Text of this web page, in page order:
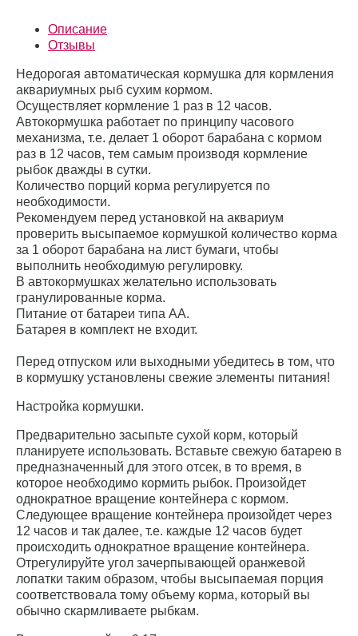
Описание
Отзывы
Недорогая автоматическая кормушка для кормления
аквариумных рыб сухим кормом.
Осуществляет кормление 1 раз в 12 часов.
Автокормушка работает по принципу часового
механизма, т.е. делает 1 оборот барабана с кормом
раз в 12 часов, тем самым производя кормление
рыбок дважды в сутки.
Количество порций корма регулируется по
необходимости.
Рекомендуем перед установкой на аквариум
проверить высыпаемое кормушкой количество корма
за 1 оборот барабана на лист бумаги, чтобы
выполнить необходимую регулировку.
В автокормушках желательно использовать
гранулированные корма.
Питание от батареи типа АА.
Батарея в комплект не входит.
Перед отпуском или выходными убедитесь в том, что
в кормушку установлены свежие элементы питания!
Настройка кормушки.
Предварительно засыпьте сухой корм, который
планируете использовать. Вставьте свежую батарею в
предназначенный для этого отсек, в то время, в
которое необходимо кормить рыбок. Произойдет
однократное вращение контейнера с кормом.
Следующее вращение контейнера произойдет через
12 часов и так далее, т.е. каждые 12 часов будет
происходить однократное вращение контейнера.
Отрегулируйте угол зачерпывающей оранжевой
лопатки таким образом, чтобы высыпаемая порция
соответствовала тому объему корма, который вы
обычно скармливаете рыбкам.